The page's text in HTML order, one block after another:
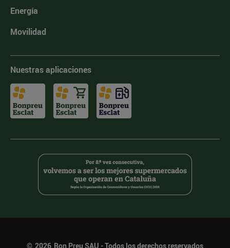
Energía
Movilidad
Nuestras aplicaciones
© 2026 Bon Preu SAU - Todos los derechos reservados